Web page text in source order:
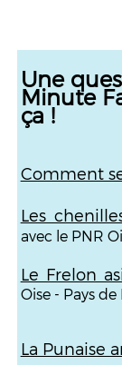
Une
Minute
ça !
Comment
Les
avec le PNR
Le Frelon
Oise - Pays de
La Punaise